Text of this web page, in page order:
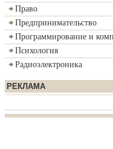
Право
Предпринимательство
Программирование и
Психология
Радиоэлектроника
РЕКЛАМА